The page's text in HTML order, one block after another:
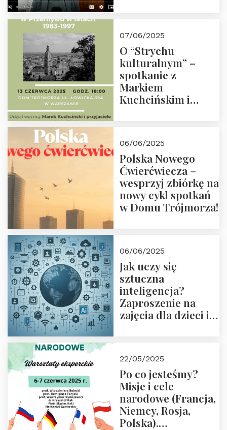
07/06/2025
O “Strychu
kulturalnym” –
spotkanie z
Markiem
Kuchcińskim i
18:00
06/06/2025
Polska Nowego
Ćwierćwiecza –
wesprzyj zbiórkę na
nowy cykl spotkań
w Domu Trójmorza!
06/06/2025
Jak uczy się
sztuczna
inteligencja?
Zaproszenie na
zajęcia dla dzieci i
22/05/2025
Po co jesteśmy?
Misje i cele
narodowe (Francja,
Niemcy, Rosja,
Polska).